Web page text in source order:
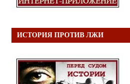
ИСТОРИЯ ПРОТИВ ЛЖИ